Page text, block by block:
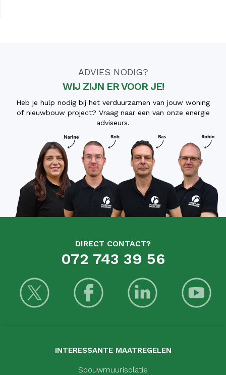
ADVIES NODIG?
WIJ ZIJN ER VOOR JE!
Heb je hulp nodig bij het verduurzamen van jouw woning
of nieuwbouw project? Vraag naar een van onze energie
adviseurs.
DIRECT CONTACT?
072 743 39 56
INTERESSANTE MAATREGELEN
Spouwmuurisolatie